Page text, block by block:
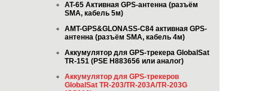
AT-65 Активная GPS-антенна (разъём
SMA, кабель 5м)
AMT-GPS&GLONASS-C84 активная GPS-
антенна (разъём SMA, кабель 4м)
Аккумулятор для GPS-трекера GlobalSat
TR-151 (PSE H883656 или аналог)
Аккумулятор для GPS-трекеров
GlobalSat TR-203/TR-203A/TR-203G